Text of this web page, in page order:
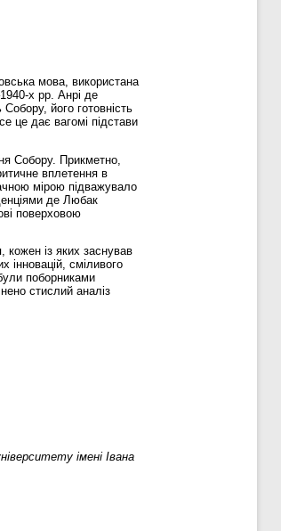
мова, використана
х рр. Анрі де
його готовність
це дає вагомі підстави
Собору. Прикметно,
вплетення в
мірою підважувало
де Любак
поверховою
кожен із яких заснував
інновацій, сміливого
поборниками
стислий аналіз
імені Івана